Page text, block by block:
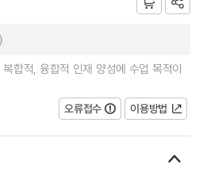
합적, 융합적 인재 양성에 수업 목적이
오류접수
이용방법